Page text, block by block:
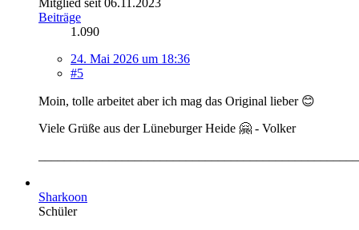
Beiträge
1.090
24. Mai 2026 um 18:36
#5
Moin, tolle arbeitet aber ich mag das Original lieber 😊
Viele Grüße aus der Lüneburger Heide 🤗 - Volker
Sharkoon
Schüler